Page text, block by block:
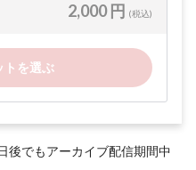
2,000 円 (税込)
トを選ぶ
後でもアーカイブ配信期間中